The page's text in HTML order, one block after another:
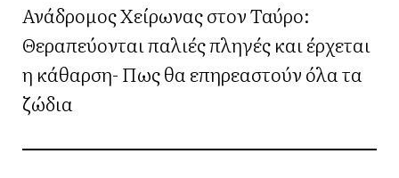
Ανάδρομος Χείρωνας στον Ταύρο:
Θεραπεύονται παλιές πληγές και έρχεται
η κάθαρση- Πως θα επηρεαστούν όλα τα
ζώδια